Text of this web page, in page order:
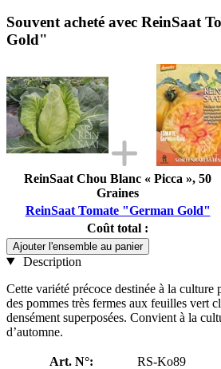
Souvent acheté avec ReinSaat
Gold"
ReinSaat Chou Blanc « Picca », 50
Graines
ReinSaat Tomate "German Gold"
Coût total :
Ajouter l'ensemble au panier
Description
Cette variété précoce destinée à la culture
des pommes très fermes aux feuilles vert
densément superposées. Convient à la
d’automne.
Art. N°:
RS-Ko89